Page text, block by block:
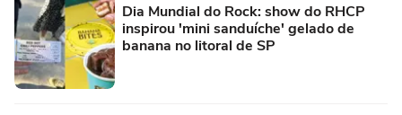
Dia Mundial do Rock: show do RHCP
inspirou 'mini sanduíche' gelado de
banana no litoral de SP